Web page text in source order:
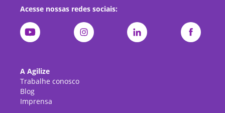
Acesse nossas redes sociais:
A Agilize
Trabalhe conosco
Blog
Imprensa